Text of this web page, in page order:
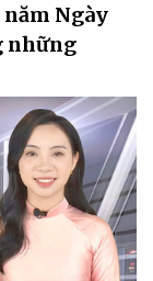
năm Ngày
những